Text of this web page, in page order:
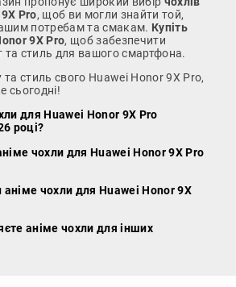
Pro, щоб ви могли знайти той,
потребам та смакам. Купіть
9X Pro, щоб забезпечити
та стиль для вашого смартфона.
та стиль свого Huawei Honor 9X Pro,
сьогодні!
для Huawei Honor 9X Pro
році?
чохли для Huawei Honor 9X Pro
чохли для Huawei Honor 9X
аніме чохли для інших